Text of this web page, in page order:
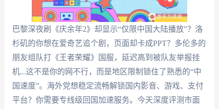
巴黎深夜刷《庆余年2》却显示“仅限中国大陆播放”？洛
杉矶的你想在爱奇艺追个剧，页面却卡成PPT？多伦多的
朋友组队打《王者荣耀》国服，延迟高到被队友举报挂
机...这不是你的网不行，而是地区限制锁住了熟悉的“中
国速度”。海外党想稳定流畅解锁国内影音、游戏、支付
平台？你需要专线级回国加速服务。今天深度评测市面